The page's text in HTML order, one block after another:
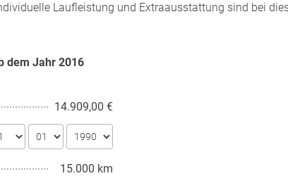
Laufleistung und Extraausstattung sind bei
dem Jahr 2016
14.909,00 €
15.000 km